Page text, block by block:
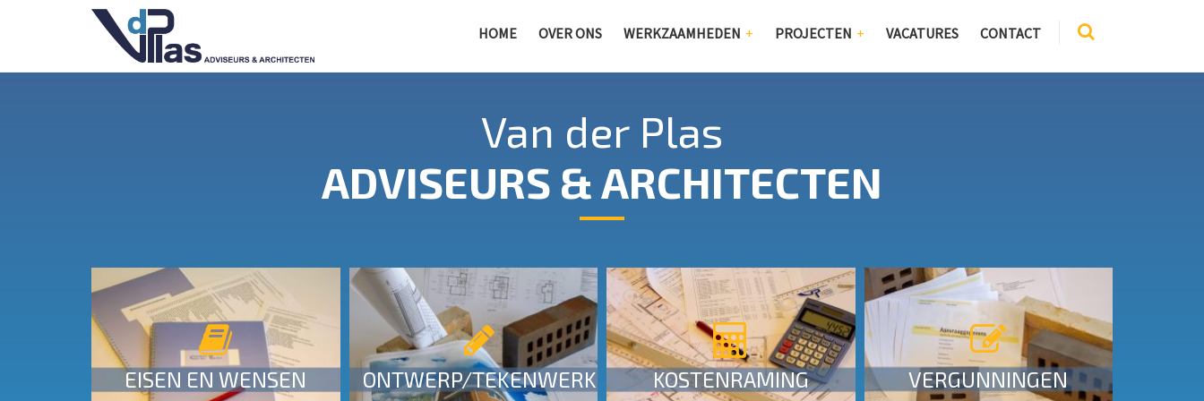
HOME OVER ONS WERKZAAMHEDEN PROJECTEN VACATURES CONTACT
Van der Plas
ADVISEURS & ARCHITECTEN
EISEN EN WENSEN
Eisen en wensen
MEER INFO ONTWERP/TEKENWERK
Ontwerp / tekenwerk
MEER INFO KOSTENRAMING
Kostenraming
MEER INFO VERGUNNINGEN
Vergunningen
MEER INFO